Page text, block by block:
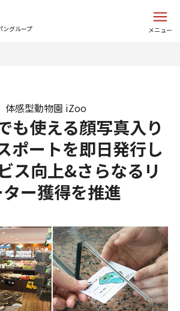
ングループ メニュー
も使える顔写真入り
ポートを即日発行し
ス向上&さらなるリ
ター獲得を推進
体感型動物園 iZoo